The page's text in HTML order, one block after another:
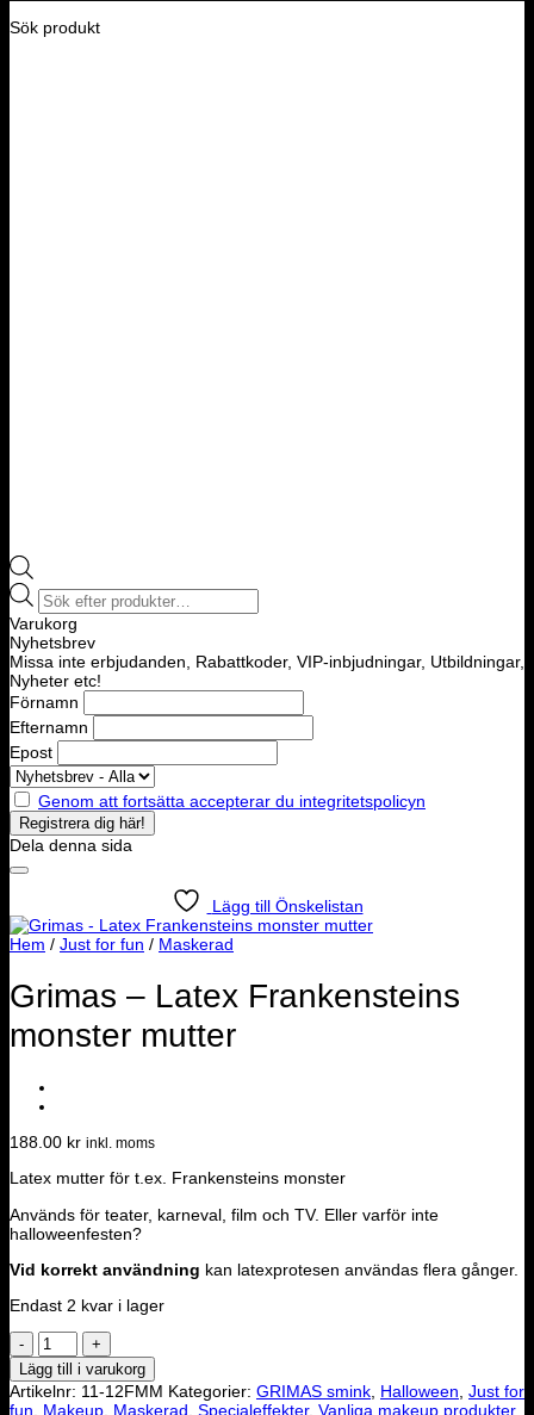
Sök produkt
Products
search
Varukorg
Nyhetsbrev
Missa inte erbjudanden, Rabattkoder, VIP-inbjudningar, Utbildningar,
Nyheter etc!
Förnamn
Efternamn
Epost
Genom att fortsätta accepterar du integritetspolicyn
Dela denna sida
Lägg till Önskelistan
Hem / Just for fun / Maskerad
Grimas – Latex Frankensteins
monster mutter
188.00 kr inkl. moms
Latex mutter för t.ex. Frankensteins monster
Används för teater, karneval, film och TV. Eller varför inte
halloweenfesten?
Vid korrekt användning kan latexprotesen användas flera gånger.
Endast 2 kvar i lager
Grimas
-
Latex
Frankensteins
Lägg till i varukorg
Artikelnr: 11-12FMM Kategorier: GRIMAS smink, Halloween, Just for
fun, Makeup, Maskerad, Specialeffekter, Vanliga makeup produkter